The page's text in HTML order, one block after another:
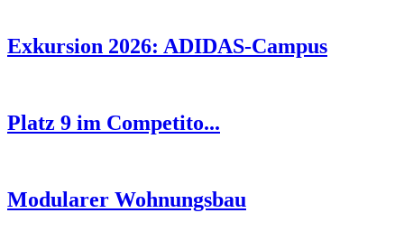
Exkursion 2026: ADIDAS-Campus
Platz 9 im Competito...
Modularer Wohnungsbau